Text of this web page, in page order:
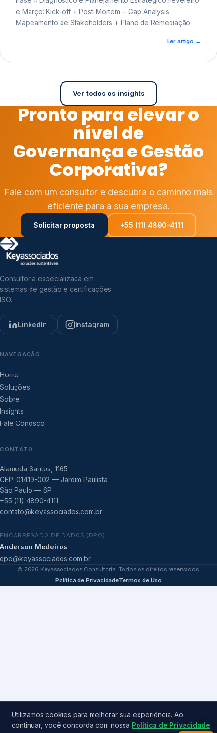
e Março: Kick-off + Post-Mortem + Gap Analysis
Mapeamento de Stakeholders + Plano de Remediação
Ler artigo →
Ver todos os insights
Pronto para elevar o
nível de
Governança e Gestão
Corporativa?
Fale com um consultor e descubra o caminho mais
eficiente para a sua empresa.
Solicitar proposta +55 (11) 4890-4111
Consultoria especializada em
sistemas de gestão e certificações
ISO.
LinkedIn Instagram
NAVEGAÇÃO
Home
Soluções
Sobre
Insights
Fale Conosco
CONTATO
Alameda Santos, 1165
CEP: 01419-002 — Jardim Paulista
São Paulo — SP
+55 (11) 4890-4111
contato@keyassociados.com.br
ENCARREGADO DE DADOS (DPO)
Anderson Medeiros
dpo@keyassociados.com.br
© 2026 Keyassociados Consultoria. Todos os direitos reservados.
Política de PrivacidadeTermos de Uso
Utilizamos cookies para melhorar sua experiência. Ao
continuar, você concorda com nossa Política de Privacidade.